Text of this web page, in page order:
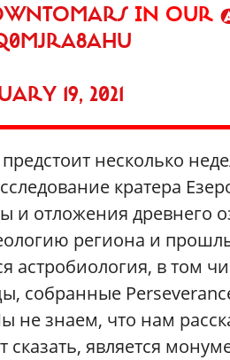
IN OUR
19, 2021
несколько
кратера
и отложения древнего
региона и
астробиология, в том
собранные
не знаем, что нам
сказать, является